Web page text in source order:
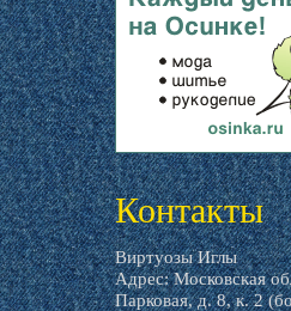
livemaster.ru
Контакты
Виртуозы Иглы
Адрес: Московская
Парковая, д. 8, к. 2